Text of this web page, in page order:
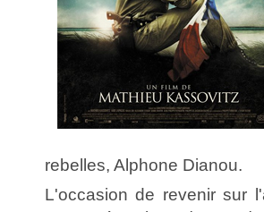
rebelles, Alphone Dianou.
L'occasion de revenir sur